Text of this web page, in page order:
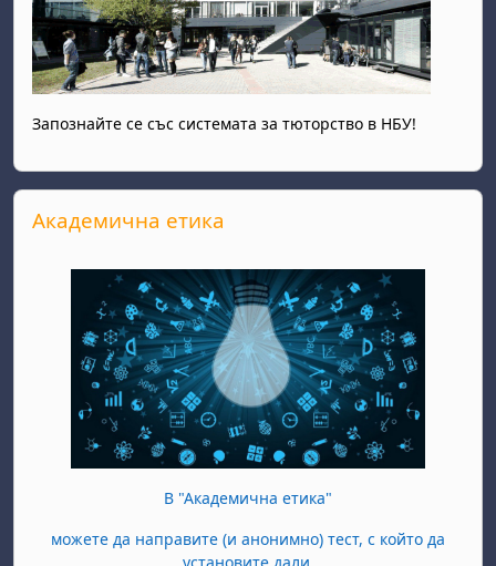
Запознайте се със системата за тюторство в НБУ!
Прескочи Академична етика
Академична етика
В "Академична етика"
можете да направите (и анонимно) тест, с който да
установите дали